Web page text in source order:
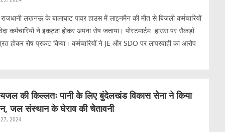
लखनऊ के बालाघाट पावर हाउस में लाइनमैन की मौत से बिजली कर्मचारियों
कर्मचारियों ने इकट्ठा होकर अपना रोष जताया। पोस्टमार्टम हाउस पर सैकड़ों
होकर रोष प्रकट किया। कर्मचारियों ने JE और SDO पर लापरवाही का आरोप
की किल्लतः पानी के लिए बुंदेलखंड विकास सेना ने किया
जल संस्थान के घेराव की चेतावनी
2024